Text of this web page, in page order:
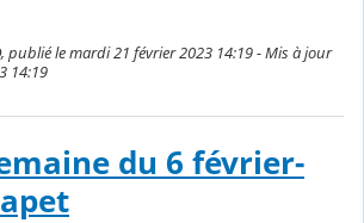
publié le mardi 21 février 2023 14:19 - Mis à jour
14:19
du 6 février-